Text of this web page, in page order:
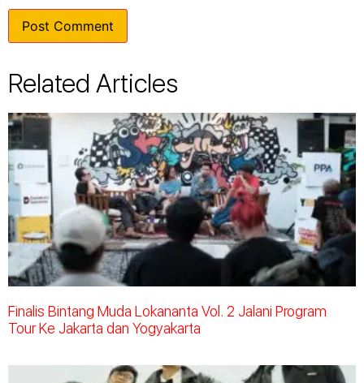
Related Articles
Finalis Bintang Muda Lokananta Vol. 2 Jalani Program
Tour Ke Jakarta dan Yogyakarta